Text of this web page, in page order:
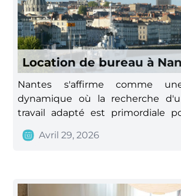
Location de bureau à
Nantes s'affirme comme
dynamique où la recherche
travail adapté est primordiale
d'une entreprise. Que
indépendant, une start-up
tous les besoins
Avril 29, 2026